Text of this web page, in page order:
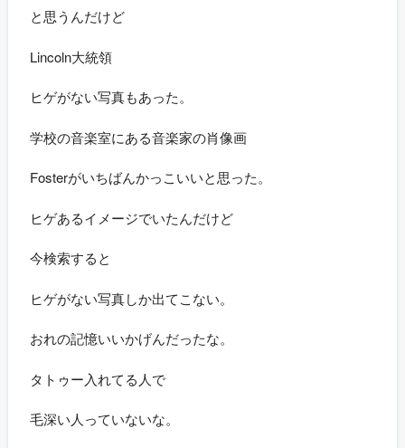
と思うんだけど
Lincoln大統領
ヒゲがない写真もあった。
学校の音楽室にある音楽家の肖像画
Fosterがいちばんかっこいいと思った。
ヒゲあるイメージでいたんだけど
今検索すると
ヒゲがない写真しか出てこない。
おれの記憶いいかげんだったな。
タトゥー入れてる人で
毛深い人っていないな。